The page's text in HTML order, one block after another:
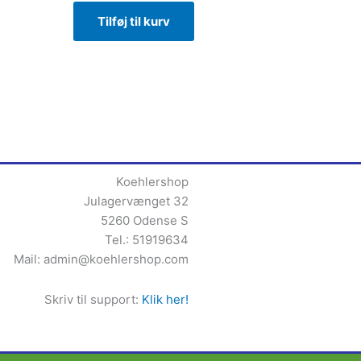
Tilføj til kurv
Koehlershop
Julagervænget 32
5260 Odense S
Tel.: 51919634
Mail: admin@koehlershop.com
Skriv til support: Klik her!